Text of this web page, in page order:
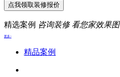
点我领取装修报价
精选案例 咨询装修 看您家效果图
更多>
精品案例